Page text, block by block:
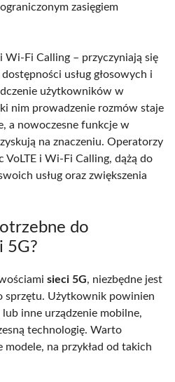
zasięgiem
Wi-Fi Calling – przyczyniają się
usług głosowych i
użytkowników w
nim prowadzenie rozmów staje
a nowoczesne funkcje w
na znaczeniu. Operatorzy
i Wi-Fi Calling, dążą do
usług oraz zwiększenia
do
5G?
sieci 5G, niezbędne jest
sprzętu. Użytkownik powinien
lub inne urządzenie mobilne,
technologię. Warto
modele, na przykład od takich